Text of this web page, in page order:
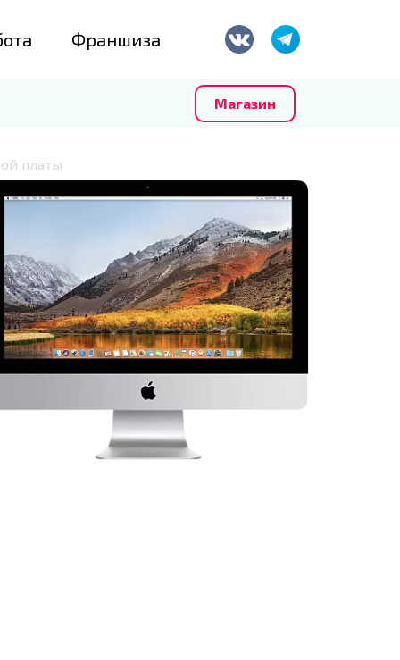
Франшиза
Магазин
платы